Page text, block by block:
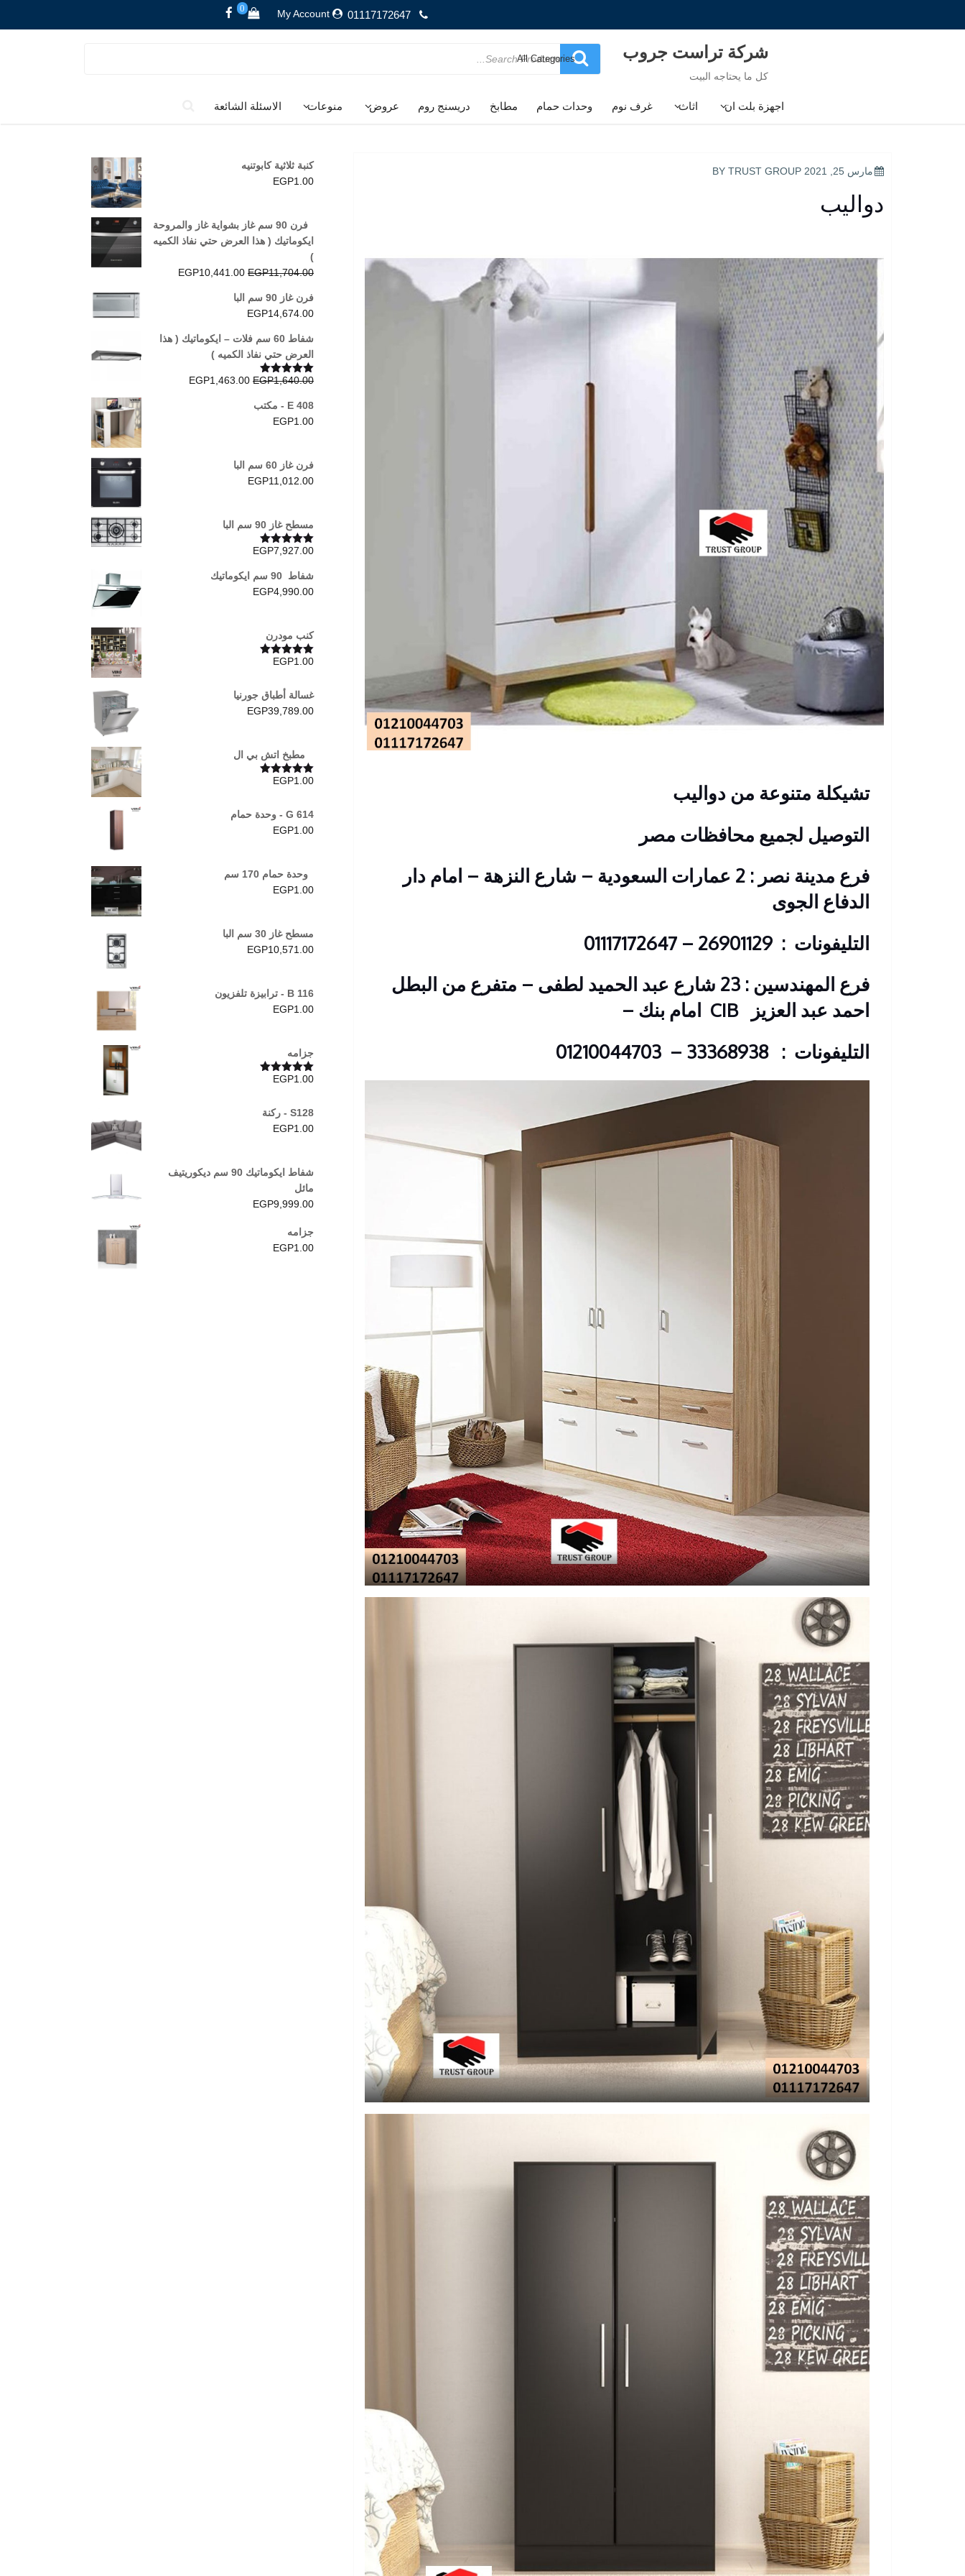
01117172647
My Account
0
شركة تراست جروب
كل ما يحتاجه البيت
Search
for
اجهزة بلت ان اثاث غرف نوم وحدات حمام مطابخ دريسنج روم عروض منوعات الاسئلة الشائعة
POSTED
مارس 25, 2021 TRUST GROUP
دواليب
تشيكلة متنوعة من دواليب
التوصيل لجميع محافظات مصر
فرع مدينة نصر
: 2 عمارات السعودية – شارع النزهة – امام دار
الدفاع الجوى
التليفونات : 26901129 – 01117172647
فرع المهندسين : 23 شارع عبد الحميد لطفى – متفرع من البطل
احمد عبد العزيز
CIB امام بنك –
التليفونات : 33368938 – 01210044703
كنبة ثلاثية كابوتنيه
EGP1.00
فرن 90 سم غاز بشواية غاز والمروحة
ايكوماتيك ( هذا العرض حتي نفاذ الكميه
)
EGP11,704.00
السعر
هو:
EGP10,441.00
EGP10,441.00.
فرن غاز 90 سم البا
EGP14,674.00
شفاط 60 سم فلات – ايكوماتيك ( هذا
العرض حتي نفاذ الكميه )
تم التقييمEGP1,640.00
السعر
EGP1,463.00
EGP1,463.00.
E 408 - مكتب
EGP1.00
فرن غاز 60 سم البا
EGP11,012.00
مسطح غاز 90 سم البا
تم التقييمEGP7,927.00
شفاط 90 سم ايكوماتيك
EGP4,990.00
كنب مودرن
تم التقييم
EGP1.00
غسالة أطباق جورنيا
EGP39,789.00
مطبخ اتش بي ال
تم التقييم
EGP1.00
G 614 - وحدة حمام
EGP1.00
وحدة حمام 170 سم
EGP1.00
مسطح غاز 30 سم البا
EGP10,571.00
B 116 - ترابيزة تلفزيون
EGP1.00
جزامه
تم التقييم
EGP1.00
S128 - ركنة
EGP1.00
شفاط ايكوماتيك 90 سم ديكوريتيف
مائل
EGP9,999.00
جزامه
EGP1.00